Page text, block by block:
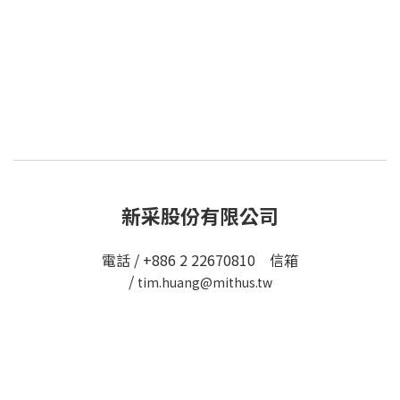
新采股份有限公司
電話 / +886 2 22670810 信箱
/ tim.huang@mithus.tw